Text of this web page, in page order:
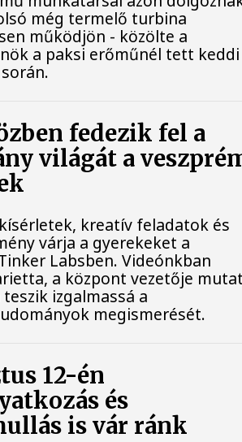
még termelő turbina
működjön - közölte a
a paksi erőműnél tett keddi
fedezik fel a
világát a
kreatív feladatok és
várja a gyerekeket a
Labsben. Videónkban
a központ vezetője
izgalmassá a
megismerését.
12-én
és
is vár ránk